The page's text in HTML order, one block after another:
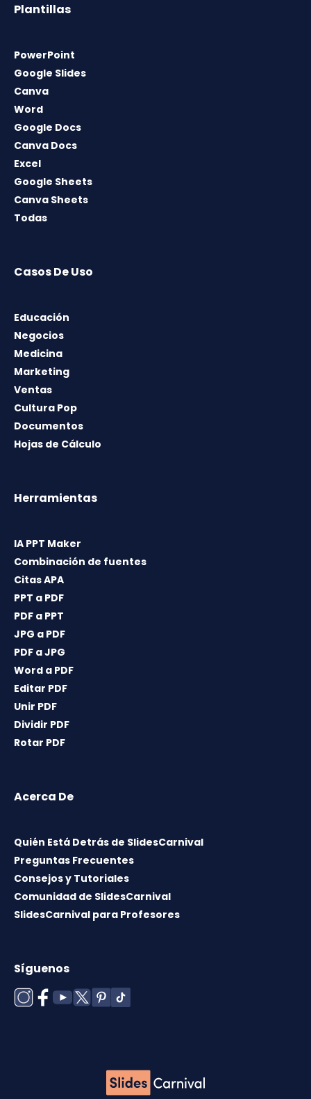
Plantillas
PowerPoint
Google Slides
Canva
Word
Google Docs
Canva Docs
Excel
Google Sheets
Canva Sheets
Todas
Casos De Uso
Educación
Negocios
Medicina
Marketing
Ventas
Cultura Pop
Documentos
Hojas de Cálculo
Herramientas
IA PPT Maker
Combinación de fuentes
Citas APA
PPT a PDF
PDF a PPT
JPG a PDF
PDF a JPG
Word a PDF
Editar PDF
Unir PDF
Dividir PDF
Rotar PDF
Acerca De
Quién Está Detrás de SlidesCarnival
Preguntas Frecuentes
Consejos y Tutoriales
Comunidad de SlidesCarnival
SlidesCarnival para Profesores
Síguenos